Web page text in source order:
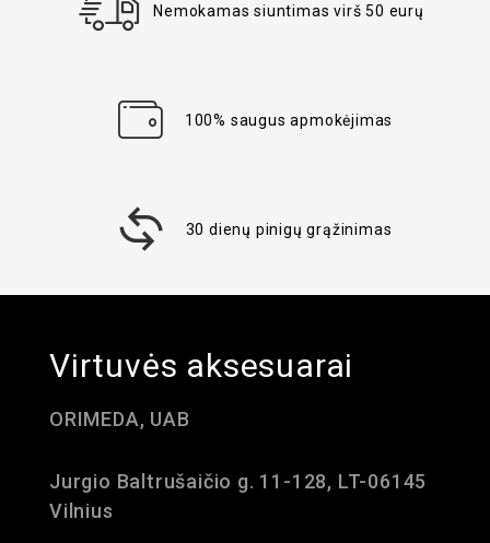
Nemokamas siuntimas virš 50 eurų
100% saugus apmokėjimas
30 dienų pinigų grąžinimas
Virtuvės aksesuarai
ORIMEDA, UAB
Jurgio Baltrušaičio g. 11-128, LT-06145
Vilnius